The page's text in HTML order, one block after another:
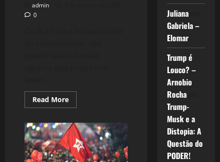
admin
0
Read MoreRead
more
Trump
é
Louco?
Julianaem
Gabriela –
Elomar
Trump é
Louco? –
Arnobio
Rochaem
Trump-
Musk e a
Distopia: A
Questão do
PODER!